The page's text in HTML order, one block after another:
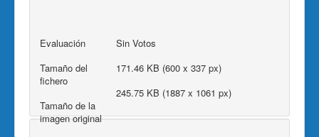
Evaluación
Sin Votos
Tamaño del
fichero
171.46 KB (600 x 337 px)
Tamaño de la
imagen original
245.75 KB (1887 x 1061 px)